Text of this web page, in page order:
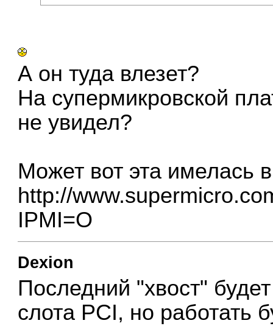
А он туда влезет?
На супермикровской
не увидел?
Может вот эта имелась
http://
IPMI=O
Dexion
Последний "хвост"
слота PCI, но работать